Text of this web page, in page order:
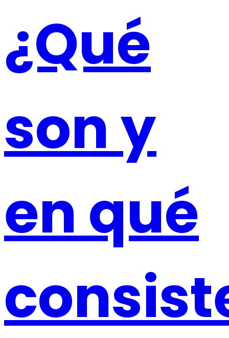
¿Qué
son y
en qué